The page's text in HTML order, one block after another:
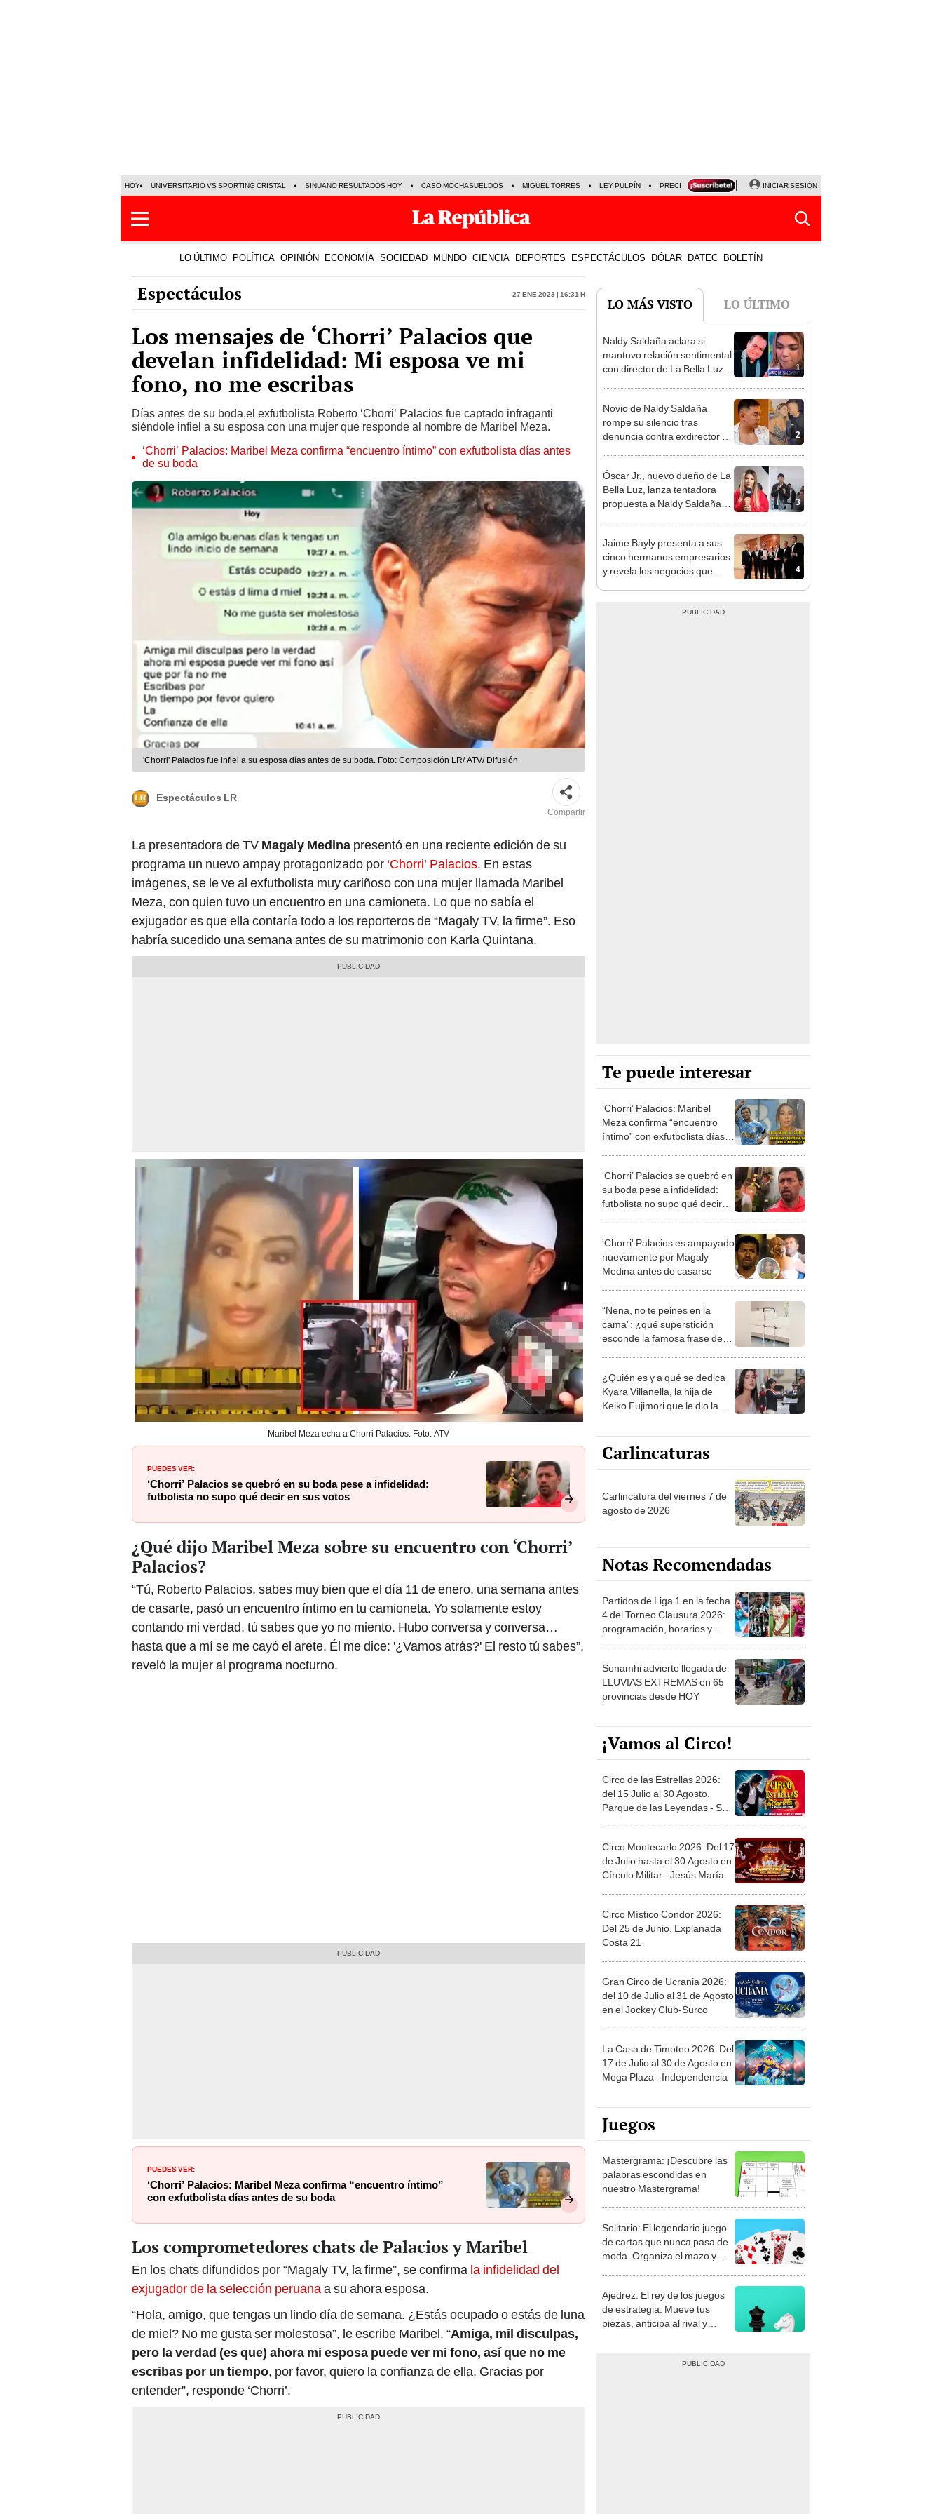
HOY UNIVERSITARIO VS SPORTING CRISTAL SINUANO RESULTADOS HOY CASO MOCHASUELDOS MIGUEL TORRES LEY PULPÍN PRECIO DEL DÓLAR CORTE DE LUZ VIERNES 7 DE AGOSTO
INICIAR SESIÓN
LO ÚLTIMO POLÍTICA OPINIÓN ECONOMÍA SOCIEDAD MUNDO CIENCIA DEPORTES ESPECTÁCULOS DÓLAR DATEC BOLETÍN
Espectáculos 27 Ene 2023 | 16:31 h
Los mensajes de ‘Chorri’ Palacios que
develan infidelidad: Mi esposa ve mi
fono, no me escribas
Días antes de su boda,el exfutbolista Roberto ‘Chorri’ Palacios fue captado infraganti
siéndole infiel a su esposa con una mujer que responde al nombre de Maribel Meza.
‘Chorri’ Palacios: Maribel Meza confirma “encuentro íntimo” con exfutbolista días antes
de su boda
'Chorri' Palacios fue infiel a su esposa días antes de su boda. Foto: Composición LR/ ATV/ Difusión
Espectáculos LR
Compartir
La presentadora de TV Magaly Medina presentó en una reciente edición de su
programa un nuevo ampay protagonizado por ‘Chorri’ Palacios. En estas
imágenes, se le ve al exfutbolista muy cariñoso con una mujer llamada Maribel
Meza, con quien tuvo un encuentro en una camioneta. Lo que no sabía el
exjugador es que ella contaría todo a los reporteros de “Magaly TV, la firme”. Eso
habría sucedido una semana antes de su matrimonio con Karla Quintana.
Maribel Meza echa a Chorri Palacios. Foto: ATV
PUEDES VER:
‘Chorri’ Palacios se quebró en su boda pese a infidelidad:
futbolista no supo qué decir en sus votos
¿Qué dijo Maribel Meza sobre su encuentro con ‘Chorri’
Palacios?
“Tú, Roberto Palacios, sabes muy bien que el día 11 de enero, una semana antes
de casarte, pasó un encuentro íntimo en tu camioneta. Yo solamente estoy
contando mi verdad, tú sabes que yo no miento. Hubo conversa y conversa…
hasta que a mí se me cayó el arete. Él me dice: '¿Vamos atrás?' El resto tú sabes”,
reveló la mujer al programa nocturno.
PUEDES VER:
‘Chorri’ Palacios: Maribel Meza confirma “encuentro íntimo”
con exfutbolista días antes de su boda
Los comprometedores chats de Palacios y Maribel
En los chats difundidos por “Magaly TV, la firme”, se confirma la infidelidad del
exjugador de la selección peruanaa su ahora esposa.
“Hola, amigo, que tengas un lindo día de semana. ¿Estás ocupado o estás de luna
de miel? No me gusta ser molestosa”, le escribe Maribel. “Amiga, mil disculpas,
pero la verdad (es que) ahora mi esposa puede ver mi fono, así que no me
escribas por un tiempo, por favor, quiero la confianza de ella. Gracias por
entender”, responde ‘Chorri’.
LO MÁS VISTO LO ÚLTIMO
1
Naldy Saldaña aclara si
mantuvo relación sentimental
con director de La Bella Luz
bajo”
2
Novio de Naldy Saldaña
rompe su silencio tras
denuncia contra exdirector de
3
Óscar Jr., nuevo dueño de La
Bella Luz, lanza tentadora
propuesta a Naldy Saldaña
tipo de ley”
4
Jaime Bayly presenta a sus
cinco hermanos empresarios
y revela los negocios que
Te puede interesar
‘Chorri’ Palacios: Maribel
Meza confirma “encuentro
íntimo” con exfutbolista días
‘Chorri’ Palacios se quebró en
su boda pese a infidelidad:
futbolista no supo qué decir
'Chorri' Palacios es ampayado
nuevamente por Magaly
Medina antes de casarse
“Nena, no te peines en la
cama”: ¿qué superstición
esconde la famosa frase de
¿Quién es y a qué se dedica
Kyara Villanella, la hija de
Keiko Fujimori que le dio la
Carlincaturas
Carlincatura del viernes 7 de
agosto de 2026
Notas Recomendadas
Partidos de Liga 1 en la fecha
4 del Torneo Clausura 2026:
programación, horarios y
Senamhi advierte llegada de
LLUVIAS EXTREMAS en 65
provincias desde HOY
¡Vamos al Circo!
Circo de las Estrellas 2026:
del 15 Julio al 30 Agosto.
Parque de las Leyendas - San
Circo Montecarlo 2026: Del 17
de Julio hasta el 30 Agosto en
Círculo Militar - Jesús María
Circo Místico Condor 2026:
Del 25 de Junio. Explanada
Costa 21
Gran Circo de Ucrania 2026:
del 10 de Julio al 31 de Agosto
en el Jockey Club-Surco
La Casa de Timoteo 2026: Del
17 de Julio al 30 de Agosto en
Mega Plaza - Independencia
Juegos
Mastergrama: ¡Descubre las
palabras escondidas en
nuestro Mastergrama!
Solitario: El legendario juego
de cartas que nunca pasa de
moda. Organiza el mazo y
Ajedrez: El rey de los juegos
de estrategia. Mueve tus
piezas, anticipa al rival y